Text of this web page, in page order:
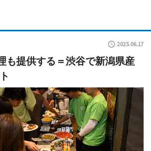
2025.06.17
も提供する＝渋谷で新潟県産